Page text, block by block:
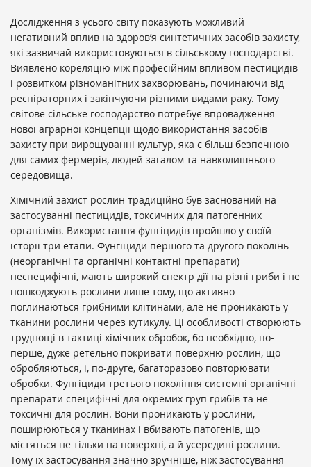
Дослідження з усього світу показують можливий
негативний вплив на здоров’я синтетичних засобів захисту,
які зазвичай використовуються в сільському господарстві.
Виявлено кореляцію між професійним впливом пестицидів
і розвитком різноманітних захворювань, починаючи від
респіраторних і закінчуючи різними видами раку. Тому
світове сільське господарство потребує впровадження
нової аграрної концепції щодо використання засобів
захисту при вирощуванні культур, яка є більш безпечною
для самих фермерів, людей загалом та навколишнього
середовища.
Хімічний захист рослин традиційно був заснований на
застосуванні пестицидів, токсичних для патогенних
організмів. Використання фунгіцидів пройшло у своїй
історії три етапи. Фунгіциди першого та другого поколінь
(неорганічні та органічні контактні препарати)
неспецифічні, мають широкий спектр дії на різні гриби і не
пошкоджують рослини лише тому, що активно
поглинаються грибними клітинами, але не проникають у
тканини рослини через кутикулу. Ці особливості створюють
труднощі в тактиці хімічних обробок, бо необхідно, по-
перше, дуже ретельно покривати поверхню рослин, що
обробляються, і, по-друге, багаторазово повторювати
обробки. Фунгіциди третього покоління системні органічні
препарати специфічні для окремих груп грибів та не
токсичні для рослин. Вони проникають у рослини,
поширюються у тканинах і вбивають патогенів, що
містяться не тільки на поверхні, а й усередині рослини.
Тому їх застосування значно зручніше, ніж застосування